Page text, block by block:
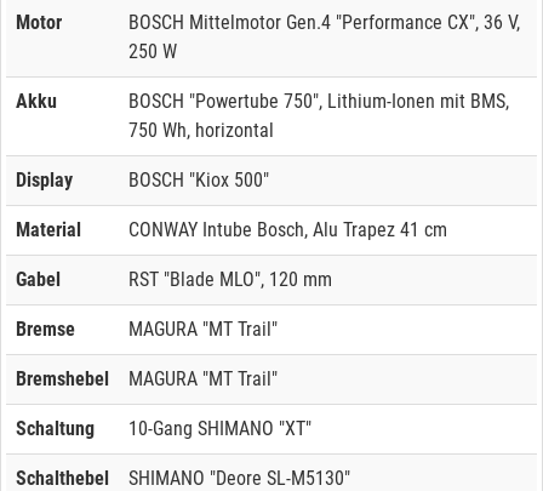
Motor
BOSCH Mittelmotor Gen.4 "Performance CX", 36 V,
250 W
Akku
BOSCH "Powertube 750", Lithium-Ionen mit BMS,
750 Wh, horizontal
Display BOSCH "Kiox 500"
Material CONWAY Intube Bosch, Alu Trapez 41 cm
Gabel RST "Blade MLO", 120 mm
Bremse MAGURA "MT Trail"
Bremshebel MAGURA "MT Trail"
Schaltung 10-Gang SHIMANO "XT"
Schalthebel SHIMANO "Deore SL-M5130"